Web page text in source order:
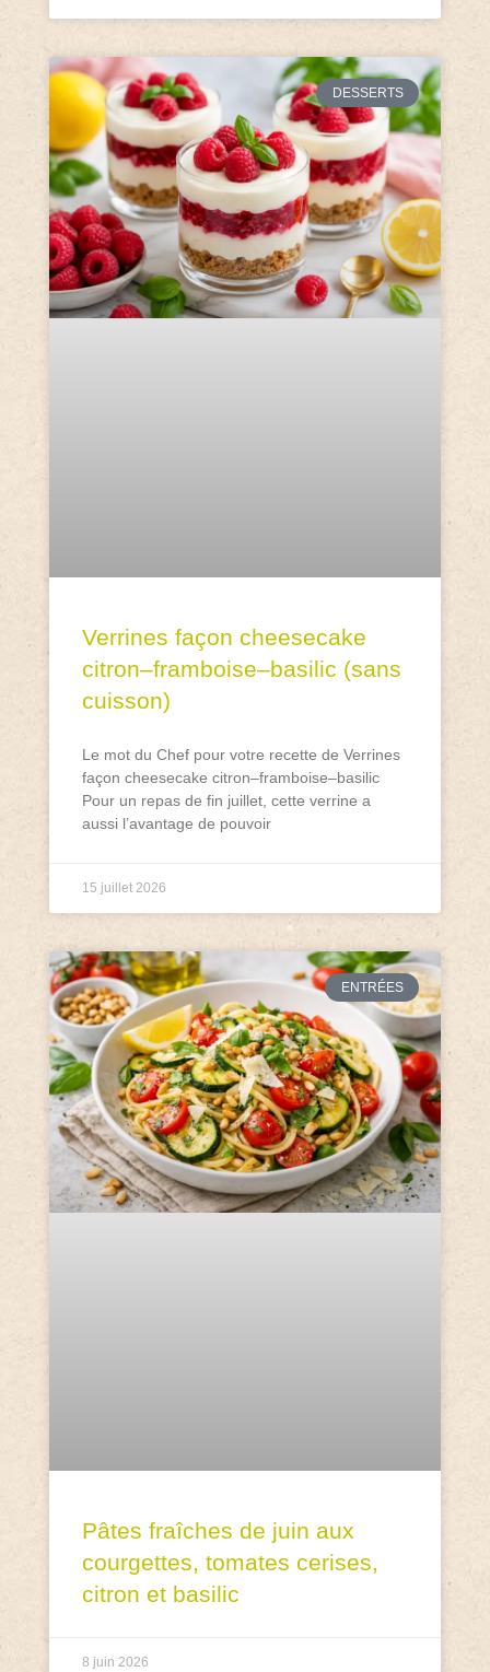
DESSERTS
Verrines façon cheesecake
citron–framboise–basilic (sans
cuisson)
Le mot du Chef pour votre recette de Verrines
façon cheesecake citron–framboise–basilic
Pour un repas de fin juillet, cette verrine a
aussi l’avantage de pouvoir
15 juillet 2026
ENTRÉES
Pâtes fraîches de juin aux
courgettes, tomates cerises,
citron et basilic
8 juin 2026